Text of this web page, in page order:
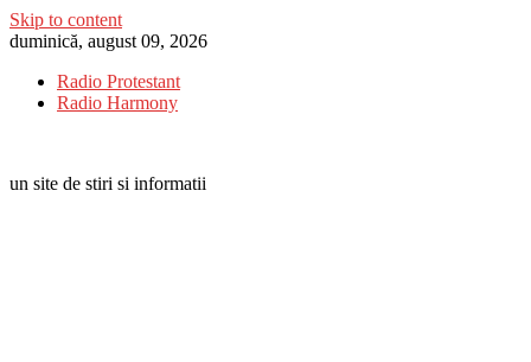
Skip to content
duminică, august 09, 2026
Radio Protestant
Radio Harmony
un site de stiri si informatii